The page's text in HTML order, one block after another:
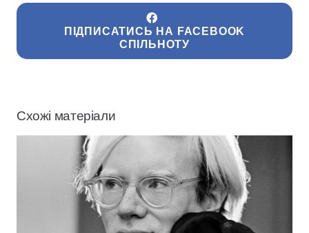
ПІДПИСАТИСЬ НА FACEBOOK
СПІЛЬНОТУ
Схожі матеріали